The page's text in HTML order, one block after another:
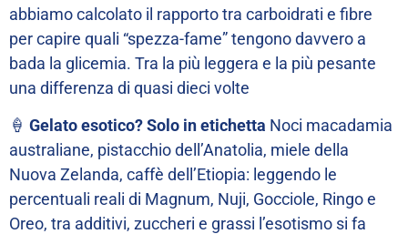
abbiamo calcolato il rapporto tra carboidrati e fibre
per capire quali “spezza-fame” tengono davvero a
bada la glicemia. Tra la più leggera e la più pesante
una differenza di quasi dieci volte
🍦 Gelato esotico? Solo in etichetta Noci macadamia
australiane, pistacchio dell’Anatolia, miele della
Nuova Zelanda, caffè dell’Etiopia: leggendo le
percentuali reali di Magnum, Nuji, Gocciole, Ringo e
Oreo, tra additivi, zuccheri e grassi l’esotismo si fa